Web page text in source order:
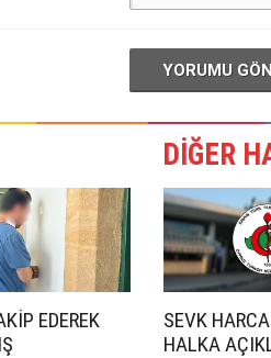
YORUMU
DİĞER
EDEREK
SEVK
HALKA